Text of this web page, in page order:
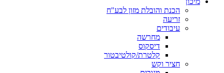
הכנת והובלת מזון לבע"ח
זריעה
עיבודים
מחרשה
דיסקוס
קלטרת/קולטיבטור
חציר וקש